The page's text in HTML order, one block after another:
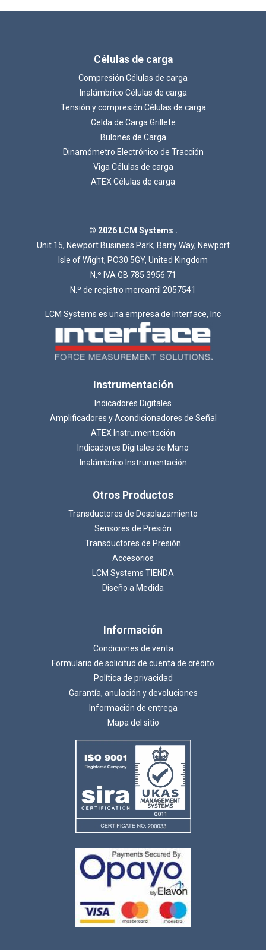
Células de carga
Compresión Células de carga
Inalámbrico Células de carga
Tensión y compresión Células de carga
Celda de Carga Grillete
Bulones de Carga
Dinamómetro Electrónico de Tracción
Viga Células de carga
ATEX Células de carga
© 2026 LCM Systems .
Unit 15, Newport Business Park, Barry Way, Newport
Isle of Wight, PO30 5GY, United Kingdom
N.º IVA GB 785 3956 71
N.º de registro mercantil 2057541
LCM Systems es una empresa de Interface, Inc
Instrumentación
Indicadores Digitales
Amplificadores y Acondicionadores de Señal
ATEX Instrumentación
Indicadores Digitales de Mano
Inalámbrico Instrumentación
Otros Productos
Transductores de Desplazamiento
Sensores de Presión
Transductores de Presión
Accesorios
LCM Systems TIENDA
Diseño a Medida
Información
Condiciones de venta
Formulario de solicitud de cuenta de crédito
Política de privacidad
Garantía, anulación y devoluciones
Información de entrega
Mapa del sitio